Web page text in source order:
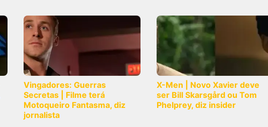
Vingadores: Guerras
Secretas | Filme terá
Motoqueiro Fantasma, diz
jornalista
X-Men | Novo Xavier deve
ser Bill Skarsgård ou Tom
Phelprey, diz insider